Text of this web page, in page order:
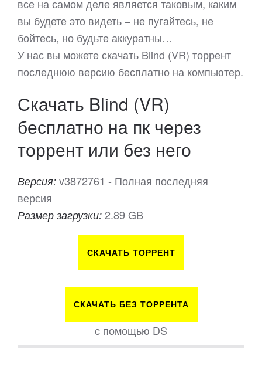
все на самом деле является таковым, каким
вы будете это видеть – не пугайтесь, не
бойтесь, но будьте аккуратны…
У нас вы можете скачать Blind (VR) торрент
последнюю версию бесплатно на компьютер.
Скачать Blind (VR)
бесплатно на пк через
торрент или без него
Версия: v3872761 - Полная последняя
версия
Размер загрузки: 2.89 GB
СКАЧАТЬ ТОРРЕНТ
СКАЧАТЬ БЕЗ ТОРРЕНТА
с помощью DS